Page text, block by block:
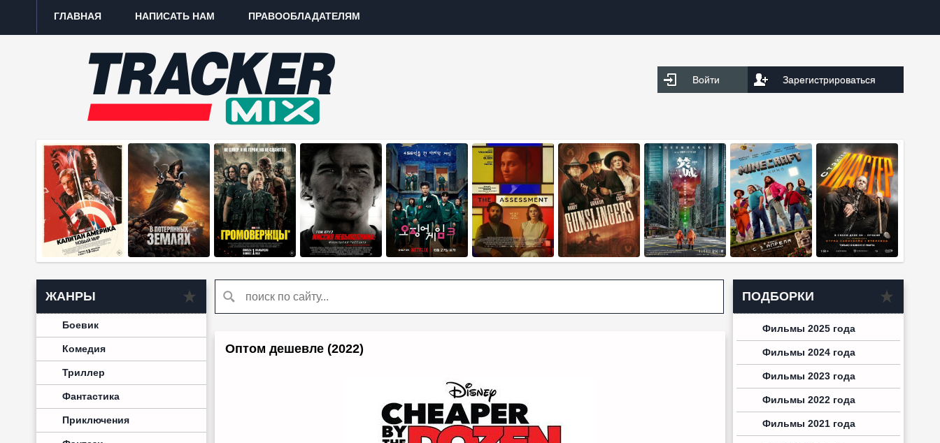
ГЛАВНАЯ НАПИСАТЬ НАМ ПРАВООБЛАДАТЕЛЯМ
Войти Зарегистрироваться
ЖАНРЫ
Боевик
Комедия
Триллер
Фантастика
Приключения
Оптом дешевле (2022)
ПОДБОРКИ
Фильмы 2025 года
Фильмы 2024 года
Фильмы 2023 года
Фильмы 2022 года
Фильмы 2021 года